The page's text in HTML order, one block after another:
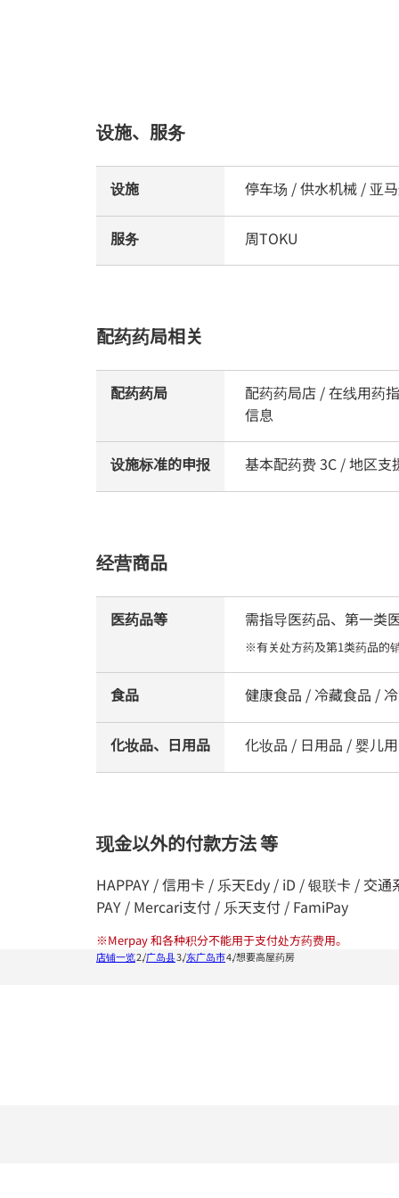
设施、服务
设施 停车场 / 供水机械 / 亚
服务 周TOKU
配药药局相关
配药药局
配药药局店 / 在线用药
信息
设施标准的申报 基本配药费 3C / 地区
经营商品
医药品等 需指导医药品、第一类
※有关处方药及第1类药品的
食品 健康食品 / 冷藏食品 /
化妆品、日用品 化妆品 / 日用品 / 婴儿
现金以外的付款方法 等
HAPPAY / 信用卡 / 乐天Edy / iD / 银联卡 / 交
PAY / Mercari支付 / 乐天支付 / FamiPay
※Merpay 和各种积分不能用于支付处方药费用。
店铺一览 广岛县 东广岛市 想要高屋药房